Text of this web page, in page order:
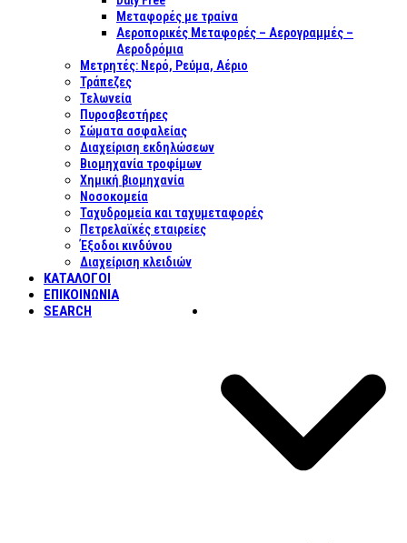
Μεταφορές με τραίνα
Αεροπορικές Μεταφορές – Αερογραμμές –
Αεροδρόμια
Μετρητές: Νερό, Ρεύμα, Αέριο
Τράπεζες
Τελωνεία
Πυροσβεστήρες
Σώματα ασφαλείας
Διαχείριση εκδηλώσεων
Βιομηχανία τροφίμων
Χημική βιομηχανία
Νοσοκομεία
Ταχυδρομεία και ταχυμεταφορές
Πετρελαϊκές εταιρείες
Έξοδοι κινδύνου
Διαχείριση κλειδιών
ΚΑΤΑΛΟΓΟΙ
ΕΠΙΚΟΙΝΩΝΊΑ
SEARCH